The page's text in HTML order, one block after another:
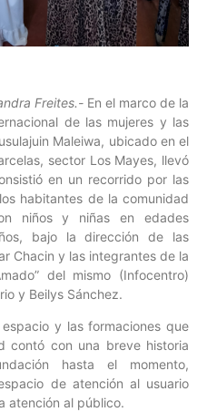
Freites.- En el marco de la
de las mujeres y las
Maleiwa, ubicado en el
sector Los Mayes, llevó
en un recorrido por las
habitantes de la comunidad
niños y niñas en edades
bajo la dirección de las
Chacin y las integrantes de la
del mismo (Infocentro)
y Beilys Sánchez.
y las formaciones que
contó con una breve historia
hasta el momento,
de atención al usuario
atención al público.